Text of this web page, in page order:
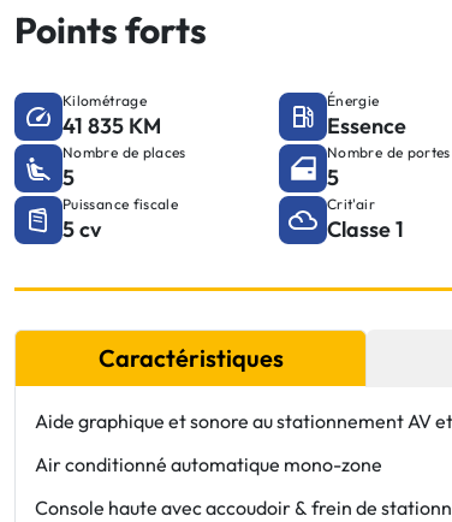
Points forts
Kilométrage
41 835 KM
Énergie
Essence
Nombre de places
5
Nombre de portes
5
Puissance fiscale
5 cv
Crit'air
Classe 1
Caractéristiques
Aide graphique et sonore au stationnement AV
Air conditionné automatique mono-zone
Console haute avec accoudoir & frein de